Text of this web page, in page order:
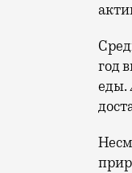
год
еды.